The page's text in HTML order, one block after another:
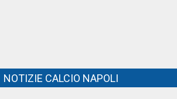
NOTIZIE CALCIO NAPOLI